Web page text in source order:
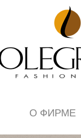
О ФИРМЕ